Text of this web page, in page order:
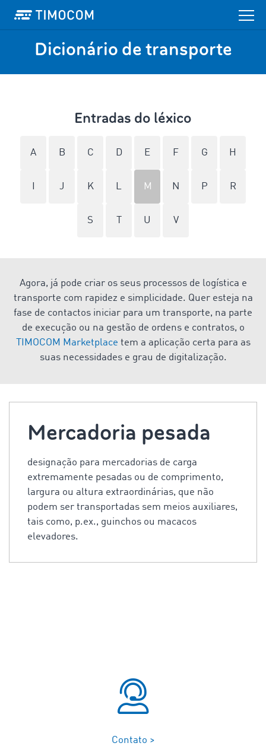
Dicionário de transporte
Entradas do léxico
A B C D E F G H
J K L M N P R
S U V
Agora, já pode criar os seus processos de logística e
transporte com rapidez e simplicidade. Quer esteja na
fase de contactos iniciar para um transporte, na parte
de execução ou na gestão de ordens e contratos, o
TIMOCOM Marketplace tem a aplicação certa para as
suas necessidades e grau de digitalização.
Mercadoria pesada
designação para mercadorias de carga
extremamente pesadas ou de comprimento,
largura ou altura extraordinárias, que não
podem ser transportadas sem meios auxiliares,
tais como, p.ex., guinchos ou macacos
elevadores.
Contato >